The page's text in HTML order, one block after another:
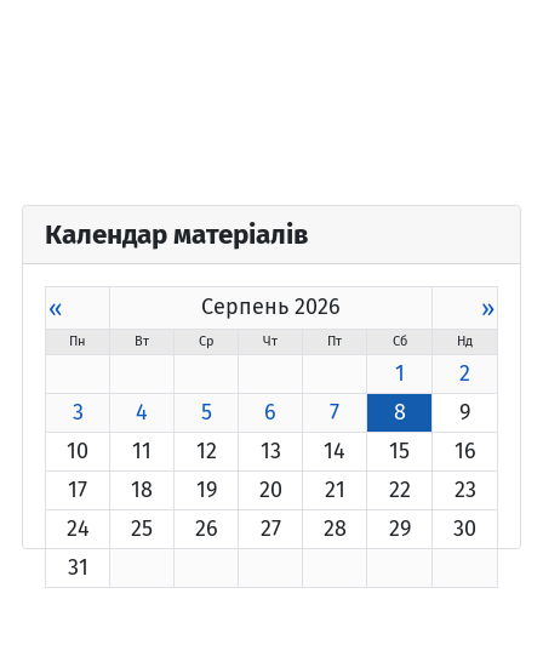
Календар матеріалів
« Серпень 2026 »
Пн Вт Ср Чт Пт Сб Нд
1
2
3
4 5 6 7 8
9
10
11 12 13 14 15
16
17
18 19 20 21 22
23
24
25 26 27 28 29
30
31